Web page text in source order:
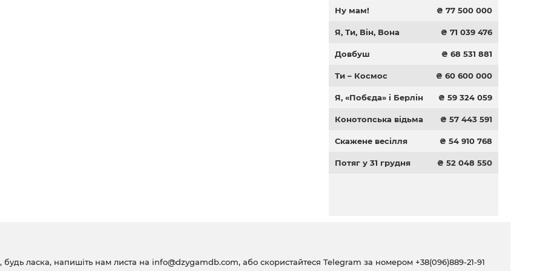
Ну мам! ₴ 77 500 000
Я, Ти, Він, Вона ₴ 71 039 476
Довбуш ₴ 68 531 881
Ти – Космос ₴ 60 600 000
Я, «Побєда» і Берлін ₴ 59 324 059
Конотопська відьма ₴ 57 443 591
Скажене весілля ₴ 54 910 768
Потяг у 31 грудня ₴ 52 048 550
будь ласка, напишіть нам листа на info@dzygamdb.com, або скористайтеся Telegram за номером +38(096)889-21-91